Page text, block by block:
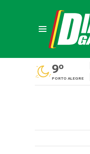
9º
PORTO ALEGRE